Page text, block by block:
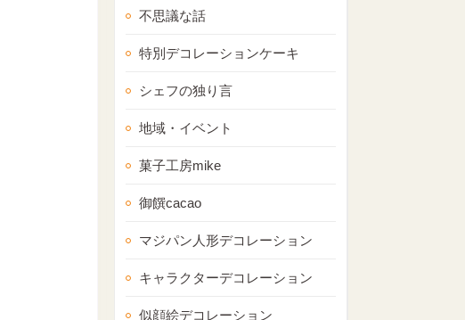
不思議な話
特別デコレーションケーキ
シェフの独り言
地域・イベント
菓子工房mike
御饌cacao
マジパン人形デコレーション
キャラクターデコレーション
似顔絵デコレーション